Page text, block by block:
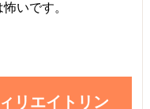
いです。
リエイトリン